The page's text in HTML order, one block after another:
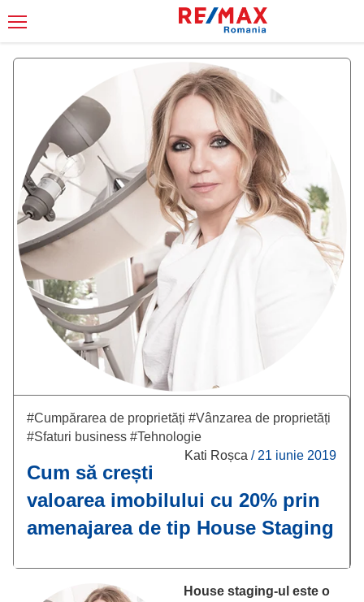
#Cumpărarea de proprietăți #Vânzarea de proprietăți
#Sfaturi business #Tehnologie
Kati Roșca / 21 iunie 2019
Cum să crești
valoarea imobilului cu 20% prin
amenajarea de tip House Staging
House staging-ul este o